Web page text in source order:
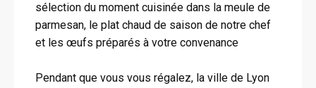
sélection du moment cuisinée dans la meule de
parmesan, le plat chaud de saison de notre chef
et les œufs préparés à votre convenance
Pendant que vous vous régalez, la ville de Lyon